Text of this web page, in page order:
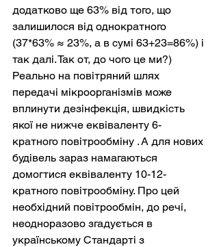
додатково ще 63% від того, що
залишилося від однократного
(37*63% ≈ 23%, а в сумі 63+23=86%) і
так далі. Так от, до чого це ми?)
Реально на повітряний шлях
передачі мікроорганізмів може
вплинути дезінфекція, швидкість
якої не нижче еквіваленту 6-
кратного повітрообміну . А для нових
будівель зараз намагаються
домогтися еквіваленту 10-12-
кратного повітрообміну. Про цей
необхідний повітрообмін, до речі,
неодноразово згадується в
українському Стандарті з